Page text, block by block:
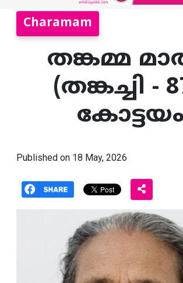
Charamam
തങ്കമ്മ
(തങ്കച്ചി -
കോട്ടയം
Published on 18 May, 2026